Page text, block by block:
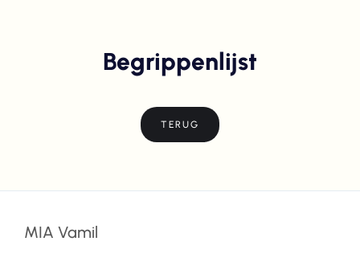
Begrippenlijst
TERUG
MIA Vamil